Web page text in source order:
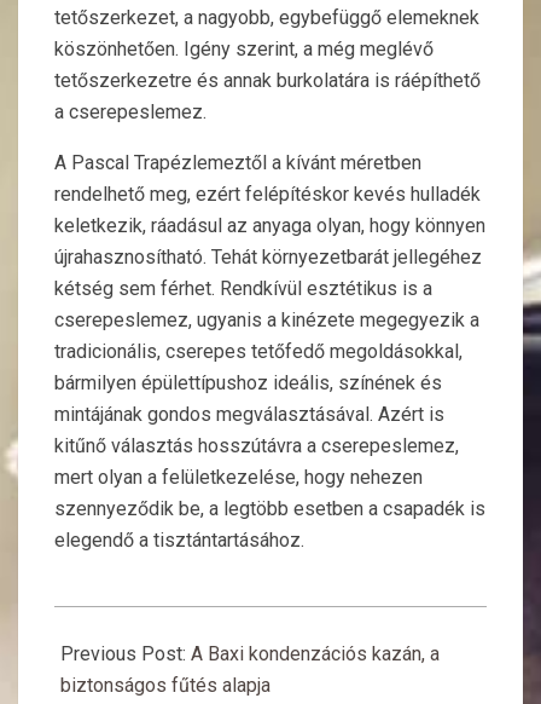
tetőszerkezet, a nagyobb, egybefüggő elemeknek
köszönhetően. Igény szerint, a még meglévő
tetőszerkezetre és annak burkolatára is ráépíthető
a cserepeslemez.
A Pascal Trapézlemeztől a kívánt méretben
rendelhető meg, ezért felépítéskor kevés hulladék
keletkezik, ráadásul az anyaga olyan, hogy könnyen
újrahasznosítható. Tehát környezetbarát jellegéhez
kétség sem férhet. Rendkívül esztétikus is a
cserepeslemez, ugyanis a kinézete megegyezik a
tradicionális, cserepes tetőfedő megoldásokkal,
bármilyen épülettípushoz ideális, színének és
mintájának gondos megválasztásával. Azért is
kitűnő választás hosszútávra a cserepeslemez,
mert olyan a felületkezelése, hogy nehezen
szennyeződik be, a legtöbb esetben a csapadék is
elegendő a tisztántartásához.
02-
25
Previous Post: A Baxi kondenzációs kazán, a
biztonságos fűtés alapja